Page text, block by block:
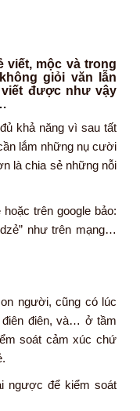
viết, mộc và trong
giỏi văn lẫn
viết được như vậy
khả năng vì sau tất
lắm những nụ cười
là chia sẻ những nỗi
trên google bảo:
như trên mạng…
người, cũng có lúc
điên điên, và… ở tầm
soát cảm xúc chứ
ngược để kiểm soát